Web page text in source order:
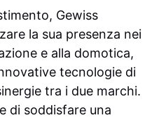
Gewiss
la sua presenza nei
e alla domotica,
tecnologie di
tra i due marchi.
di soddisfare una